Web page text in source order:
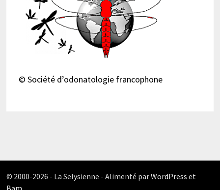
© Société d’odonatologie francophone
© 2000-2026 - La Selysienne - Alimenté parWordPress et
Bam